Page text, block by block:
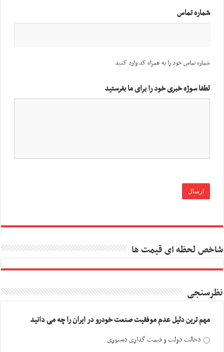
شماره تماس
شماره تماس خود را به همراه کد وارد کنید
لطفا سوژه خبری خود را برای ما بفرستید
شاخص لحظه ای قیمت ها
نظرسنجی
مهم ترین دلیل عدم موفقیت صنعت خودرو در ایران را چه می دانید
دخالت دولت و قیمت گذاری دستوری